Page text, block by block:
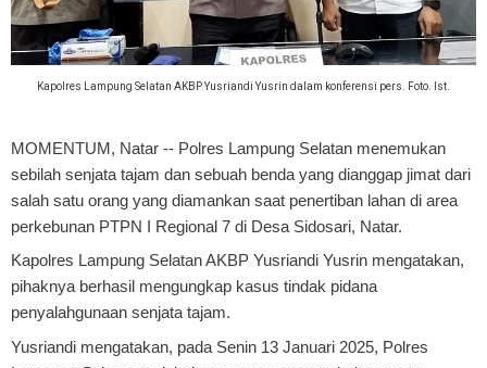
Kapolres Lampung Selatan AKBP Yusriandi Yusrin dalam konferensi pers. Foto. Ist.
MOMENTUM, Natar -- Polres Lampung Selatan menemukan
sebilah senjata tajam dan sebuah benda yang dianggap jimat dari
salah satu orang yang diamankan saat penertiban lahan di area
perkebunan PTPN I Regional 7 di Desa Sidosari, Natar.
Kapolres Lampung Selatan AKBP Yusriandi Yusrin mengatakan,
pihaknya berhasil mengungkap kasus tindak pidana
penyalahgunaan senjata tajam.
Yusriandi mengatakan, pada Senin 13 Januari 2025, Polres